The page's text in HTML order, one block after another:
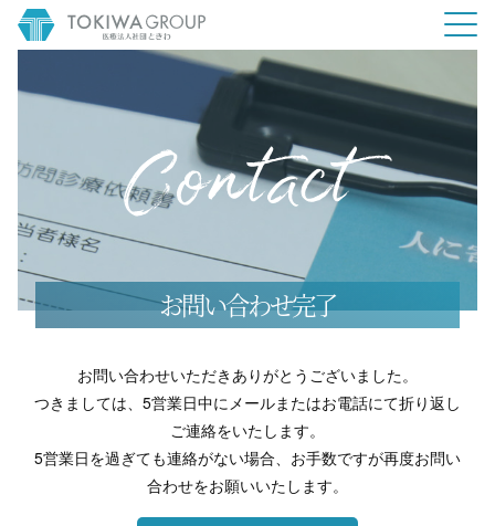
お問い合わせ完了
お問い合わせいただきありがとうございました。
つきましては、5営業日中にメールまたはお電話にて折り返し
ご連絡をいたします。
5営業日を過ぎても連絡がない場合、お手数ですが再度お問い
合わせをお願いいたします。